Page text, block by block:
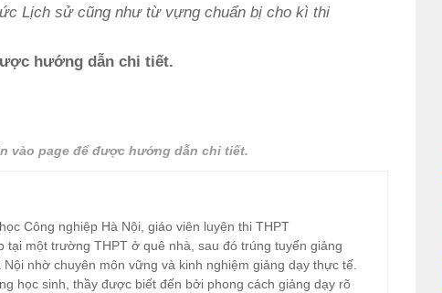
Lịch sử cũng như từ vựng chuẩn bị cho kì thi
hướng dẫn chi tiết.
vào page để được hướng dẫn chi tiết.
Công nghiệp Hà Nội, giáo viên luyện thi THPT
tại một trường THPT ở quê nhà, sau đó trúng tuyển giảng
nhờ chuyên môn vững và kinh nghiệm giảng dạy thực tế.
học sinh, thầy được biết đến bởi phong cách giảng dạy rõ